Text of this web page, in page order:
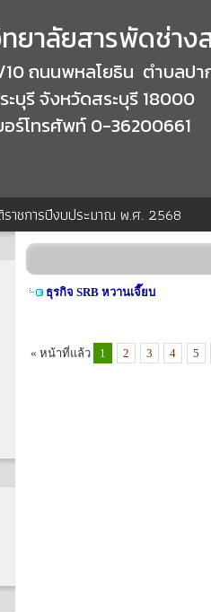
ยาลัยสารพัดช่าง
ถนนพหลโยธิน ตำบลปา
ะบุรี จังหวัดสระบุรี 18000
อร์โทรศัพท์ 0-36200661
าชการปีงบประมาณ พ.ศ. 2568
ธุรกิจ SRB หวานเจี๊ยบ
« หน้าที่แล้ว 1 2 3 4 5